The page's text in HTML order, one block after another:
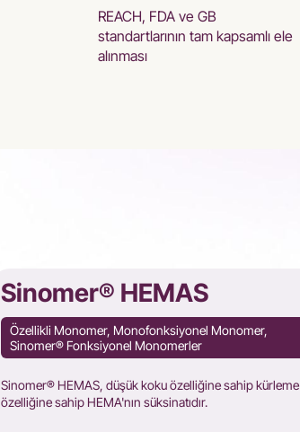
REACH, FDA ve GB
standartlarının tam kapsamlı ele
alınması
Sinomer® HEMAS
Özellikli Monomer, Monofonksiyonel Monomer,
Sinomer® Fonksiyonel Monomerler
Sinomer® HEMAS, düşük koku özelliğine sahip kürleme
özelliğine sahip HEMA'nın süksinatıdır.